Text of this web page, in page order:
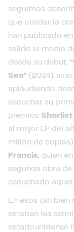
seguimos
que olvidar la
han publicado
salido la media
desde su debut,
Sea” (2014),
aplaudiendo
escuchar su
premios Shorlist
al mejor LP del
millón de
Francis, quien
segunda obra de
escuchado aquel
En esos tan bien
estaban las
estadounidense